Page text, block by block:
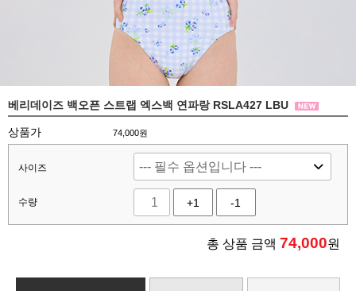
베리데이즈 백오픈 스트랩 엑스백 연파랑 RSLA427 LBU
상품가 74,000원
사이즈
수량 +1 -1
총 상품 금액 74,000원